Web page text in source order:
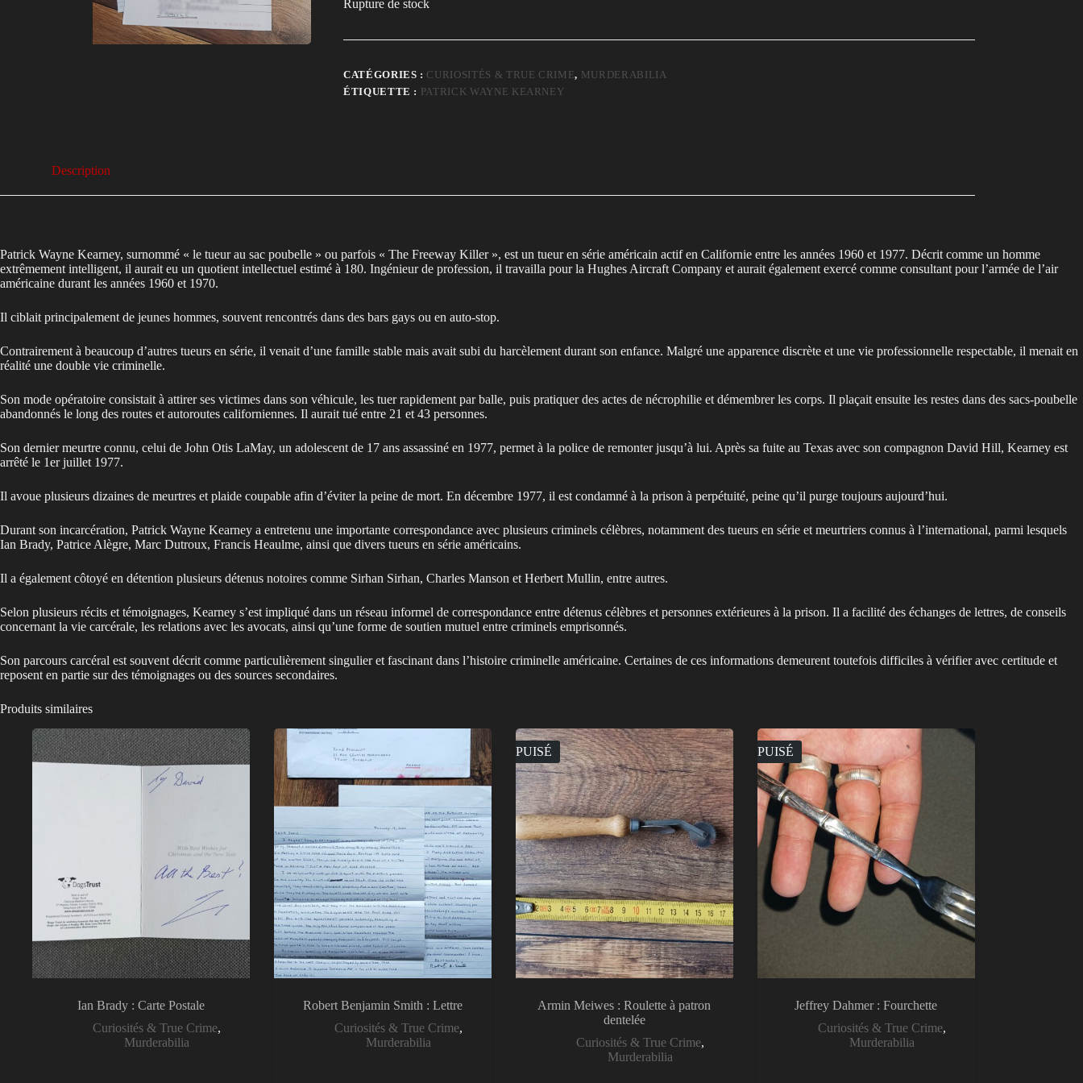
Rupture de stock
CATÉGORIES : CURIOSITÉS & TRUE CRIME, MURDERABILIA
ÉTIQUETTE : PATRICK WAYNE KEARNEY
Description
Patrick Wayne Kearney, surnommé « le tueur au sac poubelle » ou parfois « The Freeway Killer », est un tueur en série américain actif en Californie entre les années 1960 et 1977. Décrit comme un homme
extrêmement intelligent, il aurait eu un quotient intellectuel estimé à 180. Ingénieur de profession, il travailla pour la Hughes Aircraft Company et aurait également exercé comme consultant pour l’armée de l’air
américaine durant les années 1960 et 1970.
Il ciblait principalement de jeunes hommes, souvent rencontrés dans des bars gays ou en auto-stop.
Contrairement à beaucoup d’autres tueurs en série, il venait d’une famille stable mais avait subi du harcèlement durant son enfance. Malgré une apparence discrète et une vie professionnelle respectable, il menait en
réalité une double vie criminelle.
Son mode opératoire consistait à attirer ses victimes dans son véhicule, les tuer rapidement par balle, puis pratiquer des actes de nécrophilie et démembrer les corps. Il plaçait ensuite les restes dans des sacs-poubelle
abandonnés le long des routes et autoroutes californiennes. Il aurait tué entre 21 et 43 personnes.
Son dernier meurtre connu, celui de John Otis LaMay, un adolescent de 17 ans assassiné en 1977, permet à la police de remonter jusqu’à lui. Après sa fuite au Texas avec son compagnon David Hill, Kearney est
arrêté le 1er juillet 1977.
Il avoue plusieurs dizaines de meurtres et plaide coupable afin d’éviter la peine de mort. En décembre 1977, il est condamné à la prison à perpétuité, peine qu’il purge toujours aujourd’hui.
Durant son incarcération, Patrick Wayne Kearney a entretenu une importante correspondance avec plusieurs criminels célèbres, notamment des tueurs en série et meurtriers connus à l’international, parmi lesquels
Ian Brady, Patrice Alègre, Marc Dutroux, Francis Heaulme, ainsi que divers tueurs en série américains.
Il a également côtoyé en détention plusieurs détenus notoires comme Sirhan Sirhan, Charles Manson et Herbert Mullin, entre autres.
Selon plusieurs récits et témoignages, Kearney s’est impliqué dans un réseau informel de correspondance entre détenus célèbres et personnes extérieures à la prison. Il a facilité des échanges de lettres, de conseils
concernant la vie carcérale, les relations avec les avocats, ainsi qu’une forme de soutien mutuel entre criminels emprisonnés.
Son parcours carcéral est souvent décrit comme particulièrement singulier et fascinant dans l’histoire criminelle américaine. Certaines de ces informations demeurent toutefois difficiles à vérifier avec certitude et
reposent en partie sur des témoignages ou des sources secondaires.
Produits similaires
Ian Brady : Carte Postale
Curiosités & True Crime,
Murderabilia
Robert Benjamin Smith : Lettre
Curiosités & True Crime,
Murderabilia
ÉPUISÉ
Armin Meiwes : Roulette à patron
dentelée
Curiosités & True Crime,
Murderabilia
ÉPUISÉ
Jeffrey Dahmer : Fourchette
Curiosités & True Crime,
Murderabilia